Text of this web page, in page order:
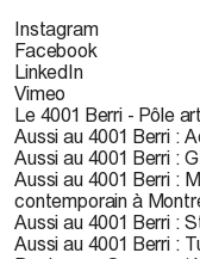
Instagram
Facebook
LinkedIn
Vimeo
Le 4001 Berri - Pôle
Aussi au 4001 Berri :
Aussi au 4001 Berri :
Aussi au 4001 Berri :
contemporain à
Aussi au 4001 Berri :
Aussi au 4001 Berri :